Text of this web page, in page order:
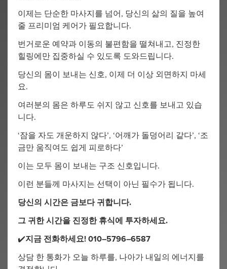
이제는 단순한 마사지를 넘어, 당신의 삶의 질을 높여
줄 프리미엄 케어가 필요합니다.
번거로운 예약과 이동의 불편함을 떨쳐내고, 진정한
힐링에만 집중하실 수 있도록 도와드립니다.
당신의 몸이 보내는 신호, 이제 더 이상 외면하지 마세
요.
여러분의 몸은 하루도 쉬지 않고 신호를 보내고 있습
니다.
‘잠을 자도 개운하지 않다’, ‘어깨가 돌덩어리 같다’, ‘조
금만 움직여도 쉽게 피로하다’
이는 모두 몸이 보내는 구조 신호입니다.
이런 분들께 마사지는 선택이 아닌 필수가 됩니다.
당신의 시간은 금보다 귀합니다.
그 귀한 시간을 진정한 휴식에 투자하세요.
✔️지금 전화하세요! 010–5796–6587
상담 한 통화가 오늘 하루를, 나아가 내일의 에너지를